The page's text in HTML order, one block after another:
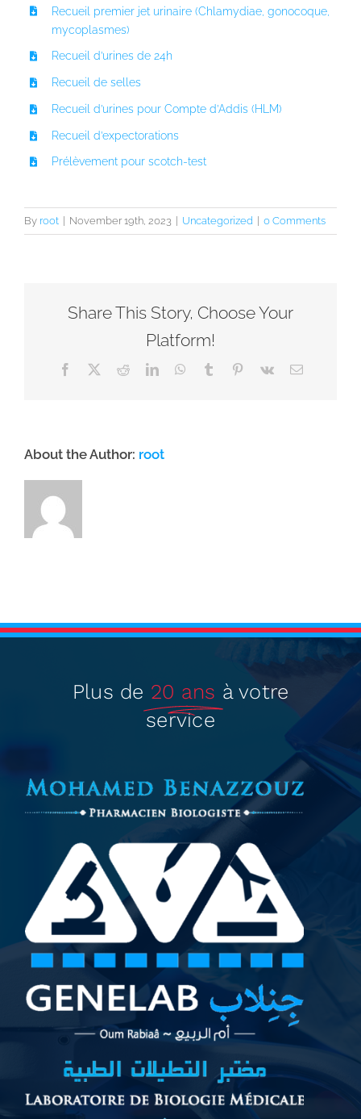
Recueil premier jet urinaire (Chlamydiae, gonocoque,
mycoplasmes)
Recueil d’urines de 24h
Recueil de selles
Recueil d’urines pour Compte d’Addis (HLM)
Recueil d’expectorations
Prélèvement pour scotch-test
By root November 19th, 2023 Uncategorized 0 Comments
Share This Story, Choose Your
Platform!
Facebook RedditLinkedInWhatsApp
Tumblr Pinterest
Vk Email
About the Author: root
Plus de 20 ans à votre
service